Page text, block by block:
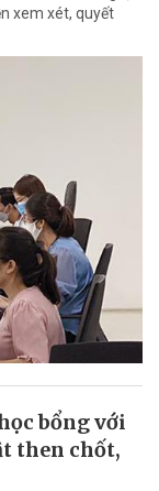
xem xét, quyết
bổng với
then chốt,